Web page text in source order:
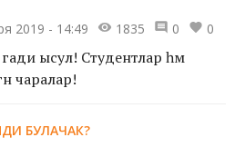
2019 - 14:49 1835 0 0
ысул! Студентлар һәм
чаралар!
БУЛАЧАК?